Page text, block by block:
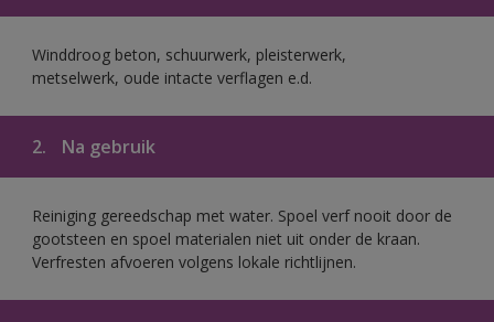
Winddroog beton, schuurwerk, pleisterwerk,
metselwerk, oude intacte verflagen e.d.
2. Na gebruik
Reiniging gereedschap met water. Spoel verf nooit door de
gootsteen en spoel materialen niet uit onder de kraan.
Verfresten afvoeren volgens lokale richtlijnen.